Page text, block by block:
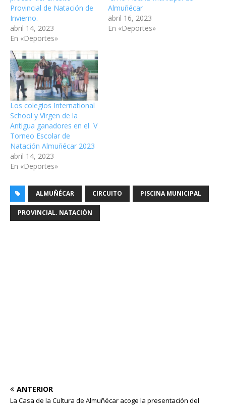
Provincial de Natación de
Invierno.
abril 14, 2023
En «Deportes»
Almuñécar
abril 16, 2023
En «Deportes»
Los colegios International
School y Virgen de la
Antigua ganadores en el V
Torneo Escolar de
Natación Almuñécar 2023
abril 14, 2023
En «Deportes»
ALMUÑÉCAR CIRCUITO PISCINA MUNICIPAL
PROVINCIAL. NATACIÓN
ANTERIOR
La Casa de la Cultura de Almuñécar acoge la presentación del